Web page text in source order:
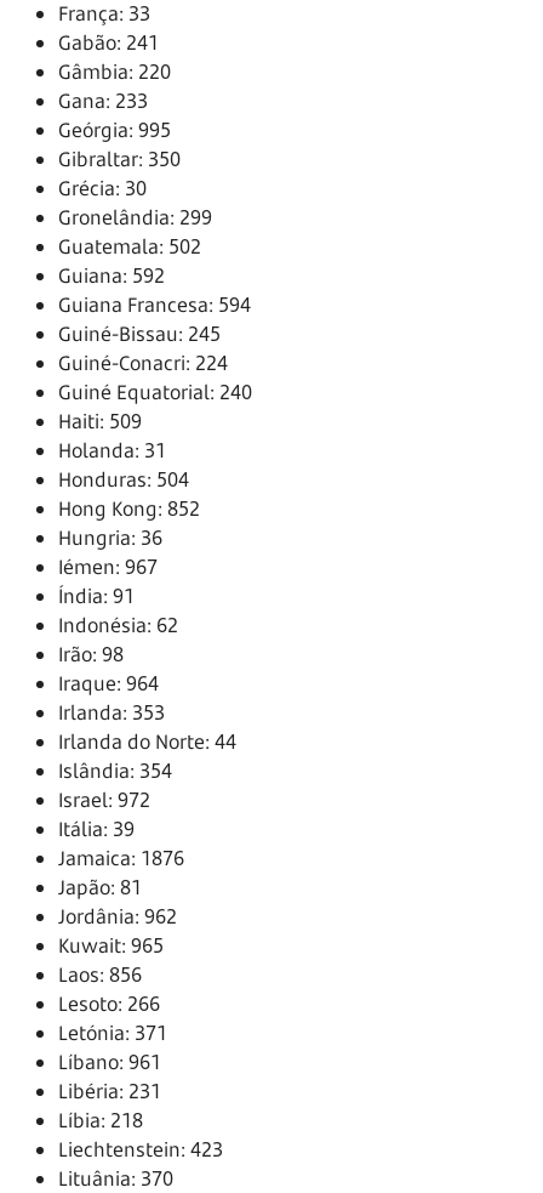
França: 33
Gabão: 241
Gâmbia: 220
Gana: 233
Geórgia: 995
Gibraltar: 350
Grécia: 30
Gronelândia: 299
Guatemala: 502
Guiana: 592
Guiana Francesa: 594
Guiné-Bissau: 245
Guiné-Conacri: 224
Guiné Equatorial: 240
Haiti: 509
Holanda: 31
Honduras: 504
Hong Kong: 852
Hungria: 36
Iémen: 967
Índia: 91
Indonésia: 62
Irão: 98
Iraque: 964
Irlanda: 353
Irlanda do Norte: 44
Islândia: 354
Israel: 972
Itália: 39
Jamaica: 1876
Japão: 81
Jordânia: 962
Kuwait: 965
Laos: 856
Lesoto: 266
Letónia: 371
Líbano: 961
Libéria: 231
Líbia: 218
Liechtenstein: 423
Lituânia: 370